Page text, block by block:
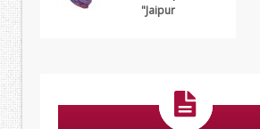
"Jaipur